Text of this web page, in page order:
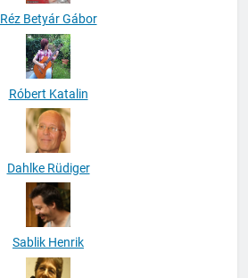
Réz Betyár Gábor
Róbert Katalin
Dahlke Rüdiger
Sablik Henrik